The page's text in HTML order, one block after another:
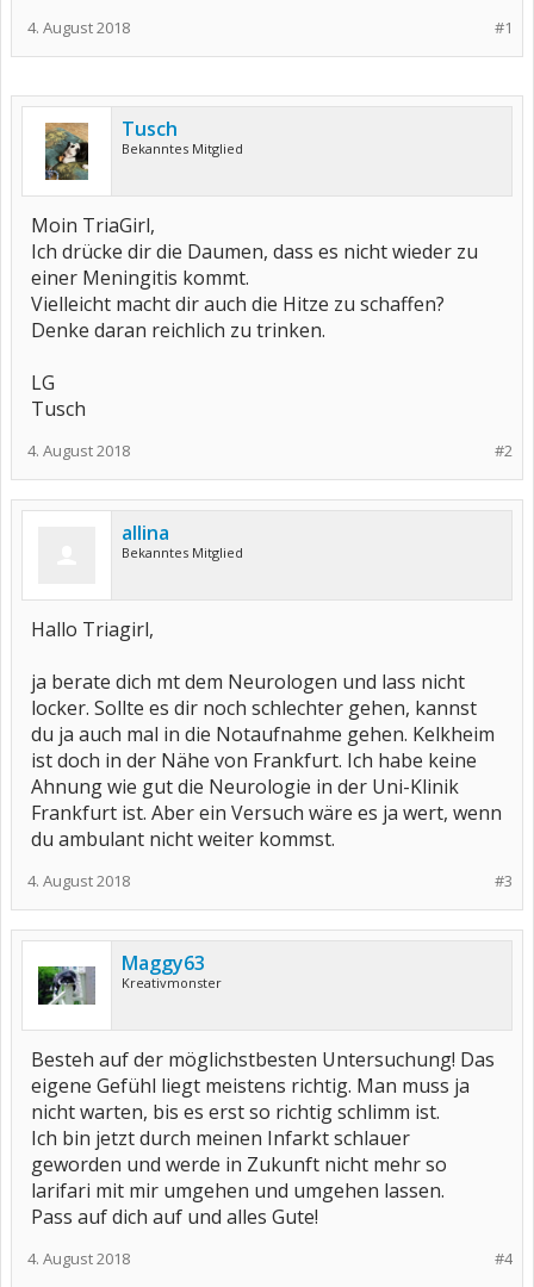
#1
4. August 2018
Tusch
Bekanntes Mitglied
Moin TriaGirl,
Ich drücke dir die Daumen, dass es nicht wieder zu
einer Meningitis kommt.
Vielleicht macht dir auch die Hitze zu schaffen?
Denke daran reichlich zu trinken.
LG
Tusch
#2
4. August 2018
allina
Bekanntes Mitglied
Hallo Triagirl,
ja berate dich mt dem Neurologen und lass nicht
locker. Sollte es dir noch schlechter gehen, kannst
du ja auch mal in die Notaufnahme gehen. Kelkheim
ist doch in der Nähe von Frankfurt. Ich habe keine
Ahnung wie gut die Neurologie in der Uni-Klinik
Frankfurt ist. Aber ein Versuch wäre es ja wert, wenn
du ambulant nicht weiter kommst.
#3
4. August 2018
Maggy63
Kreativmonster
Besteh auf der möglichstbesten Untersuchung! Das
eigene Gefühl liegt meistens richtig. Man muss ja
nicht warten, bis es erst so richtig schlimm ist.
Ich bin jetzt durch meinen Infarkt schlauer
geworden und werde in Zukunft nicht mehr so
larifari mit mir umgehen und umgehen lassen.
Pass auf dich auf und alles Gute!
#4
4. August 2018